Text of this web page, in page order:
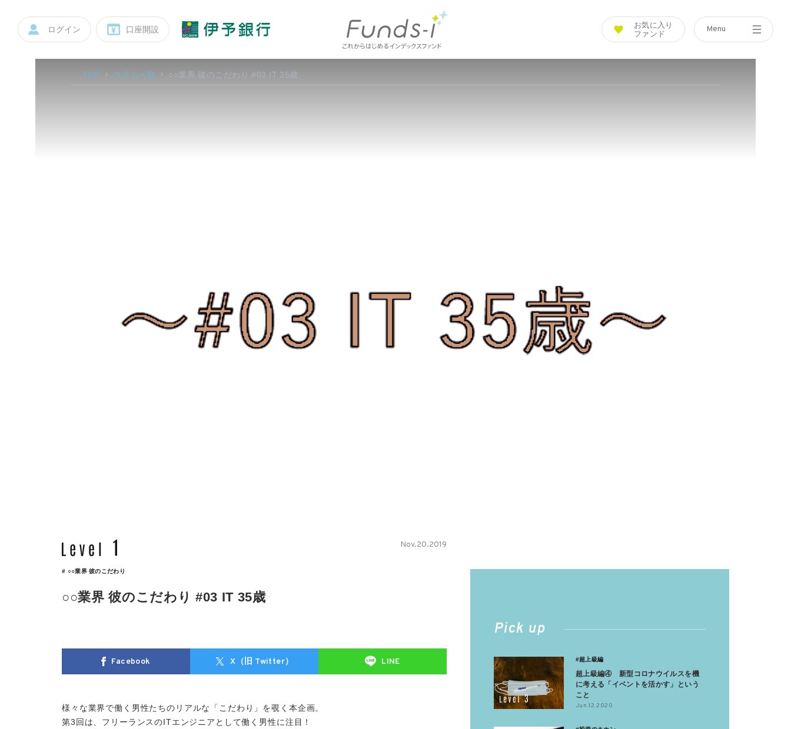
ログイン 口座開設
お気に入り
ファンド
Menu
TOP コラム一覧 ○○業界 彼のこだわり #03 IT 35歳
Nov.20.2019
# ○○業界 彼のこだわり
○○業界 彼のこだわり #03 IT 35歳
Facebook X（旧 Twitter） LINE
様々な業界で働く男性たちのリアルな「こだわり」を覗く本企画。
第3回は、フリーランスのITエンジニアとして働く男性に注目！
Pick up
#超上級編
超上級編④ 新型コロナウイルスを機
に考える「イベントを活かす」という
こと
Jun.12.2020